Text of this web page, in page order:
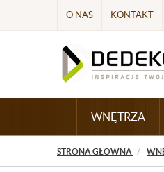
O NAS KONTAKT
WNĘTRZA
STRONA GŁÓWNA